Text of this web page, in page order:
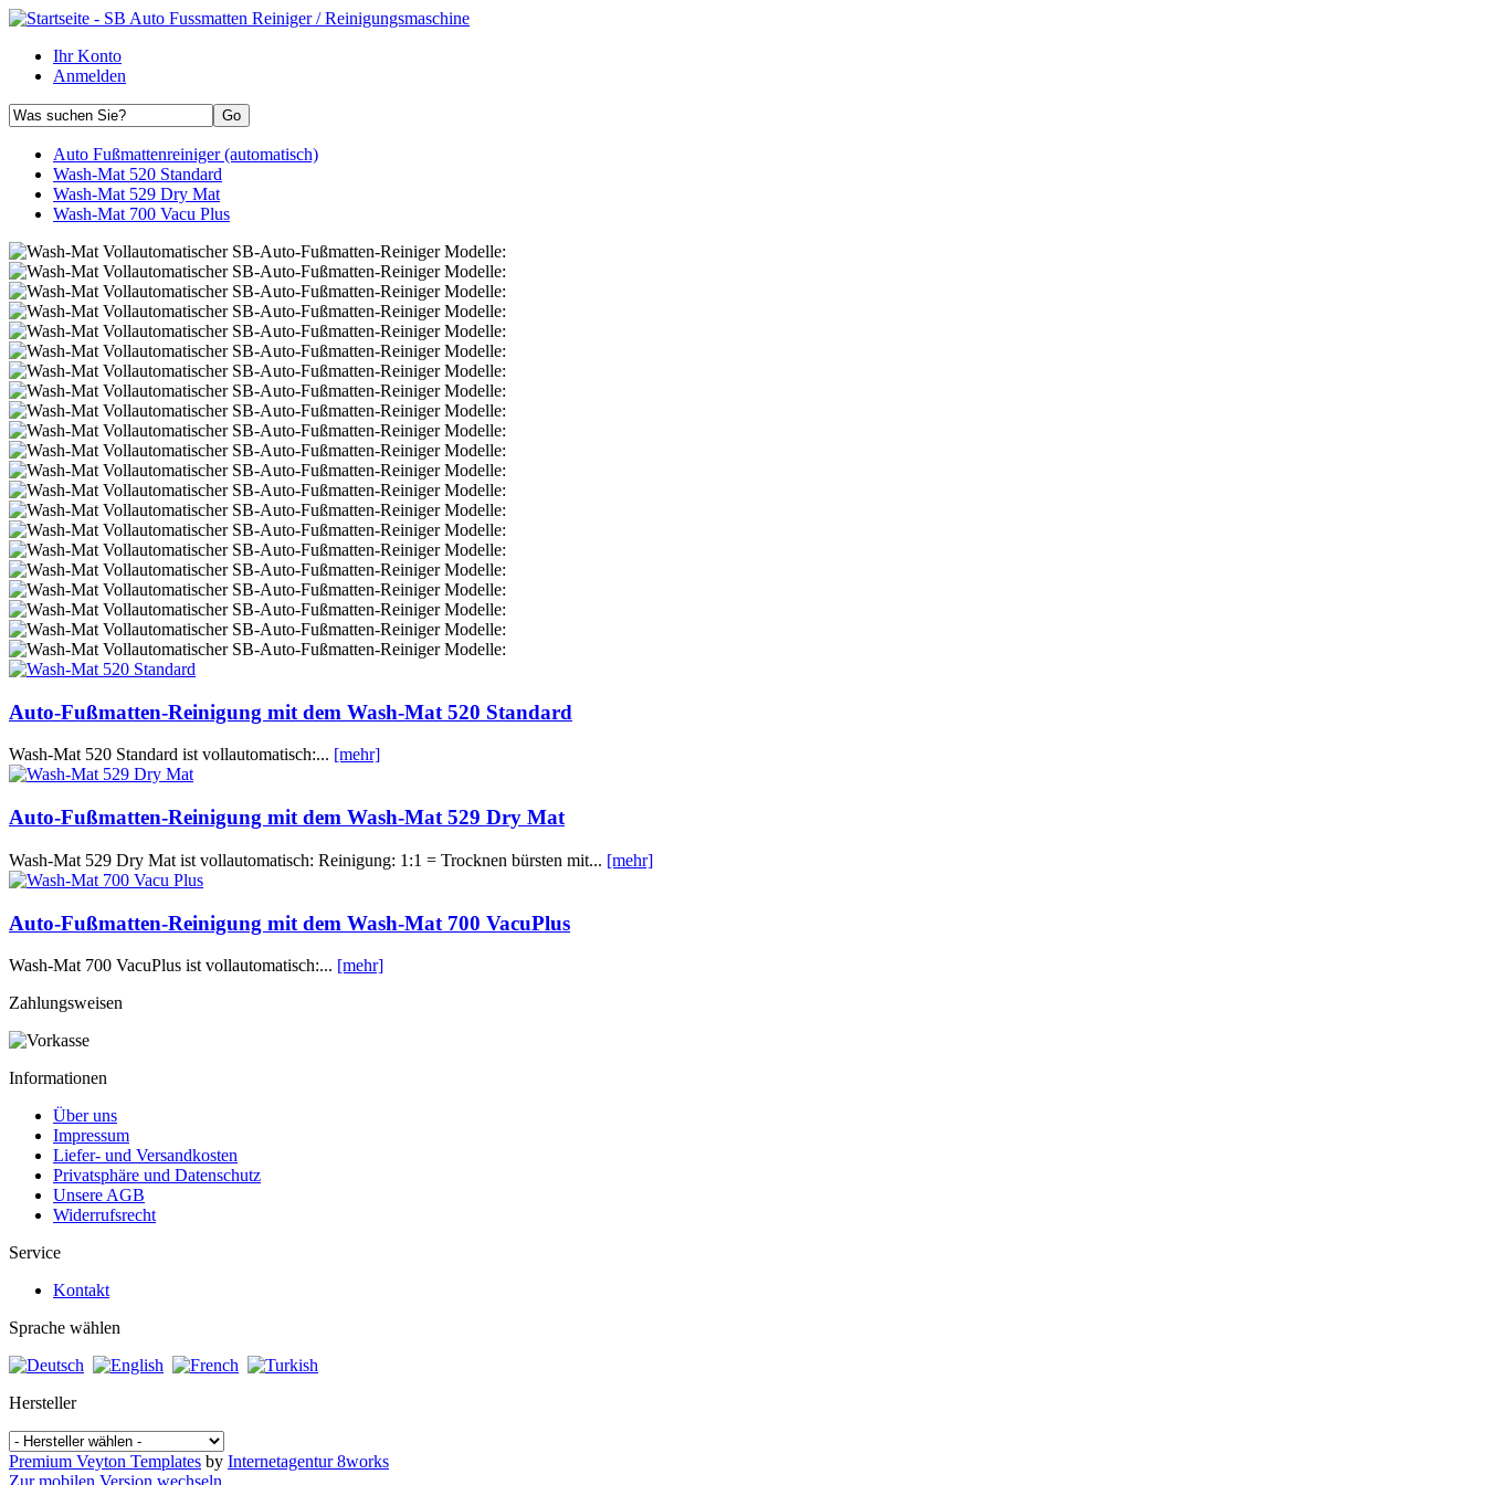
Ihr Konto
Anmelden
Auto Fußmattenreiniger (automatisch)
Wash-Mat 520 Standard
Wash-Mat 529 Dry Mat
Wash-Mat 700 Vacu Plus
Auto-Fußmatten-Reinigung mit dem Wash-Mat 520 Standard
Wash-Mat 520 Standard ist vollautomatisch:... [mehr]
Auto-Fußmatten-Reinigung mit dem Wash-Mat 529 Dry Mat
Wash-Mat 529 Dry Mat ist vollautomatisch: Reinigung: 1:1 = Trocknen bürsten mit... [mehr]
Auto-Fußmatten-Reinigung mit dem Wash-Mat 700 VacuPlus
Wash-Mat 700 VacuPlus ist vollautomatisch:... [mehr]
Zahlungsweisen
Informationen
Über uns
Impressum
Liefer- und Versandkosten
Privatsphäre und Datenschutz
Unsere AGB
Widerrufsrecht
Service
Kontakt
Sprache wählen
Hersteller
Premium Veyton Templates by Internetagentur 8works